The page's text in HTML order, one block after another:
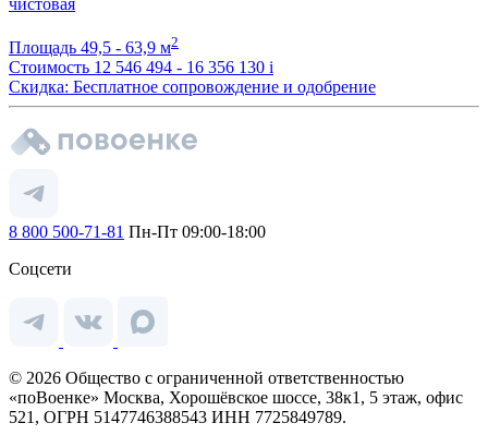
чистовая
Площадь 49,5 - 63,9 м2
Стоимость 12 546 494 - 16 356 130 i
Скидка: Бесплатное сопровождение и одобрение
8 800 500-71-81 Пн-Пт 09:00-18:00
Соцсети
© 2026 Общество с ограниченной ответственностью
«поВоенке» Москва, Хорошёвское шоссе, 38к1, 5 этаж, офис
521, ОГРН 5147746388543 ИНН 7725849789.